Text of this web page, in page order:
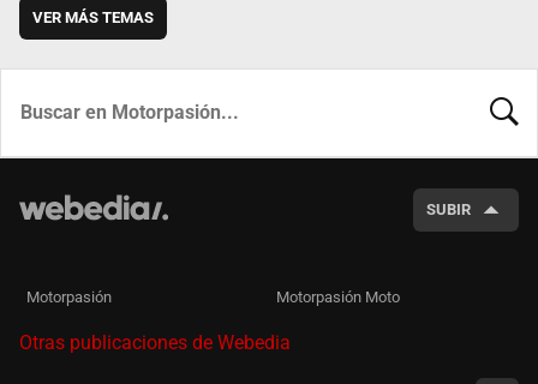
VER MÁS TEMAS
SUBIR
Motorpasión Motorpasión Moto
Otras publicaciones de Webedia